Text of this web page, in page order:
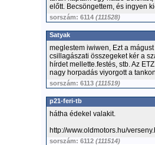
előtt. Becsöngettem, és ingyen
sorszám: 6114 (111528)
Satyak
meglestem iwiwen, Ezt a
csillagászati összegeket kér a
hírdet mellette.festés, stb. Az
nagy horpadás viyorgott a
sorszám: 6113 (111519)
p21-feri-tb
hátha édekel valakit.
http://www.oldmotors.hu/
sorszám: 6112 (111514)